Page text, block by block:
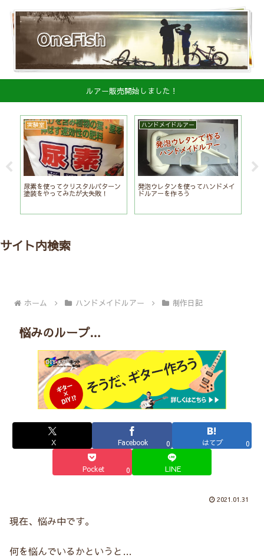
ルアー販売開始しました！
実験室
尿素を使ってクリスタルパターン
塗装をやってみたが大失敗！
ハンドメイドルアー
発泡ウレタンを使ってハンドメイ
ドルアーを作ろう
サイト内検索
ホーム ハンドメイドルアー 制作日記
悩みのループ…
X Facebook 0 はてブ 0
Pocket 0 LINE
2021.01.31
現在、悩み中です。
何を悩んでいるかというと…